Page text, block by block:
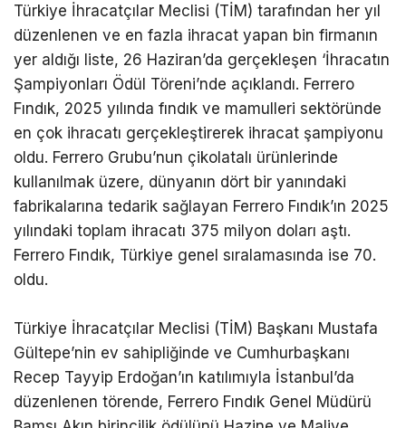
Türkiye İhracatçılar Meclisi (TİM) tarafından her yıl
düzenlenen ve en fazla ihracat yapan bin firmanın
yer aldığı liste, 26 Haziran’da gerçekleşen ‘İhracatın
Şampiyonları Ödül Töreni’nde açıklandı. Ferrero
Fındık, 2025 yılında fındık ve mamulleri sektöründe
en çok ihracatı gerçekleştirerek ihracat şampiyonu
oldu. Ferrero Grubu’nun çikolatalı ürünlerinde
kullanılmak üzere, dünyanın dört bir yanındaki
fabrikalarına tedarik sağlayan Ferrero Fındık’ın 2025
yılındaki toplam ihracatı 375 milyon doları aştı.
Ferrero Fındık, Türkiye genel sıralamasında ise 70.
oldu.
Türkiye İhracatçılar Meclisi (TİM) Başkanı Mustafa
Gültepe’nin ev sahipliğinde ve Cumhurbaşkanı
Recep Tayyip Erdoğan’ın katılımıyla İstanbul’da
düzenlenen törende, Ferrero Fındık Genel Müdürü